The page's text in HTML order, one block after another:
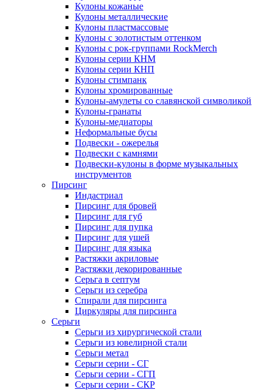
Кулоны кожаные
Кулоны металлические
Кулоны пластмассовые
Кулоны с золотистым оттенком
Кулоны с рок-группами RockMerch
Кулоны серии КНМ
Кулоны серии КНП
Кулоны стимпанк
Кулоны хромированные
Кулоны-амулеты со славянской символикой
Кулоны-гранаты
Кулоны-медиаторы
Неформальные бусы
Подвески - ожерелья
Подвески с камнями
Подвески-кулоны в форме музыкальных
инструментов
Пирсинг
Индастриал
Пирсинг для бровей
Пирсинг для губ
Пирсинг для пупка
Пирсинг для ушей
Пирсинг для языка
Растяжки акриловые
Растяжки декорированные
Серьга в септум
Серьги из серебра
Спирали для пирсинга
Циркуляры для пирсинга
Серьги
Серьги из хирургической стали
Серьги из ювелирной стали
Серьги метал
Серьги серии - СГ
Серьги серии - СГП
Серьги серии - СКР